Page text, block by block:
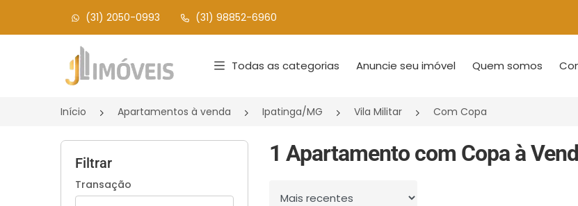
(31) 2050-0993 (31) 98852-6960
Página inicial
Todas as categorias Anuncie seu imóvel Quem somos
Início Apartamentos à venda Ipatinga/MG Vila Militar Com Copa
Filtrar
Transação
1 Apartamento com Copa à
Ordenar por